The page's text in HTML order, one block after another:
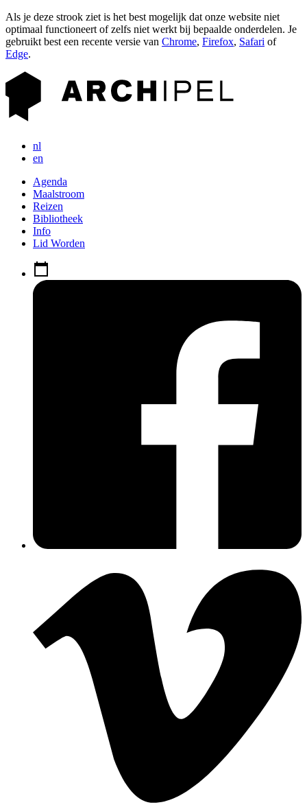
Als je deze strook ziet is het best mogelijk dat onze website niet
optimaal functioneert of zelfs niet werkt bij bepaalde onderdelen. Je
gebruikt best een recente versie van Chrome, Firefox, Safari of
Edge.
nl
en
Agenda
Maalstroom
Reizen
Bibliotheek
Info
Lid Worden